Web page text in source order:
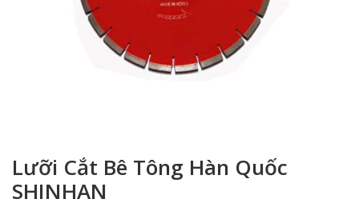
Lưỡi Cắt Bê Tông Hàn Quốc
SHINHAN